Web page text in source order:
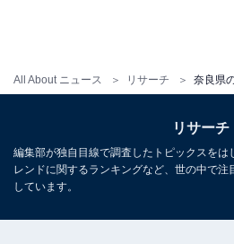
All About ニュース リサーチ
リサーチ
編集部が独自目線で調査したトピックスをは
レンドに関するランキングなど、世の中で
しています。